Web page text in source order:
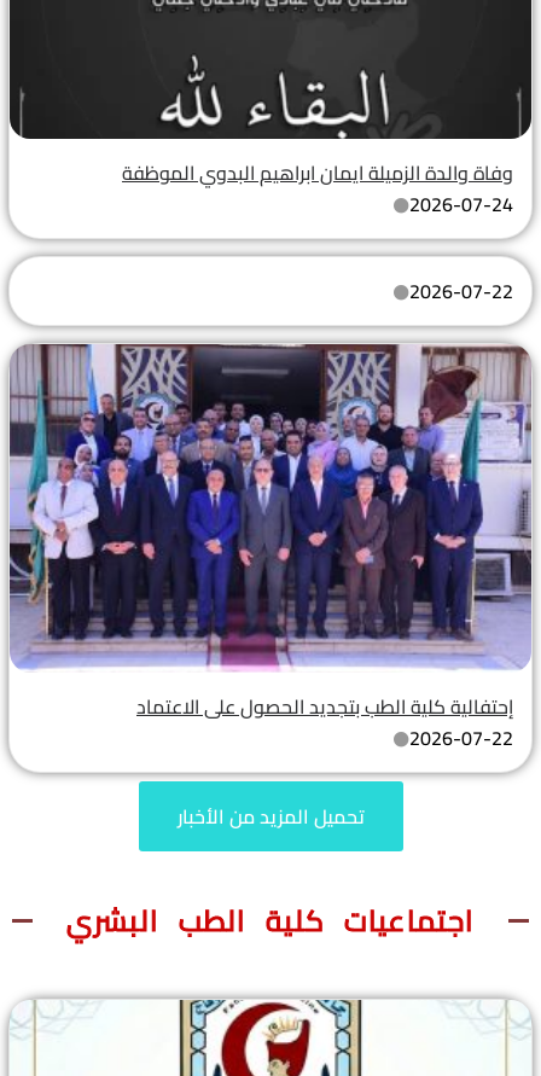
وفاة والدة الزميلة ايمان ابراهيم البدوي الموظفة
2026-07-24
2026-07-22
إحتفالية كلية الطب بتجديد الحصول على الاعتماد
2026-07-22
تحميل المزيد من الأخبار
اجتماعيات كلية الطب البشري